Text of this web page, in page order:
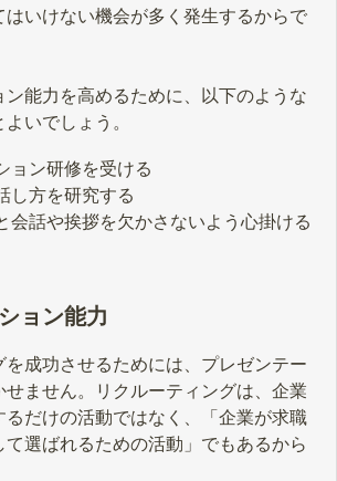
はいけない機会が多く発生するからで
ン能力を高めるために、以下のような
いでしょう。
ョン研修を受ける
し方を研究する
会話や挨拶を欠かさないよう心掛ける
ョン能力
を成功させるためには、プレゼンテー
せません。リクルーティングは、企業
るだけの活動ではなく、「企業が求職
選ばれるための活動」でもあるから